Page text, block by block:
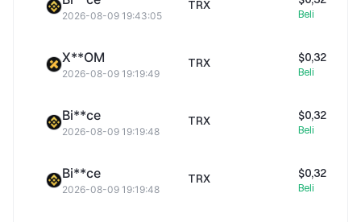
2026-08-09 19:43:05
TRX
Beli
X**OM
2026-08-09 19:19:49
TRX $0,32
Beli
Bi**ce
2026-08-09 19:19:48
TRX $0,32
Beli
Bi**ce
2026-08-09 19:19:48
TRX $0,32
Beli